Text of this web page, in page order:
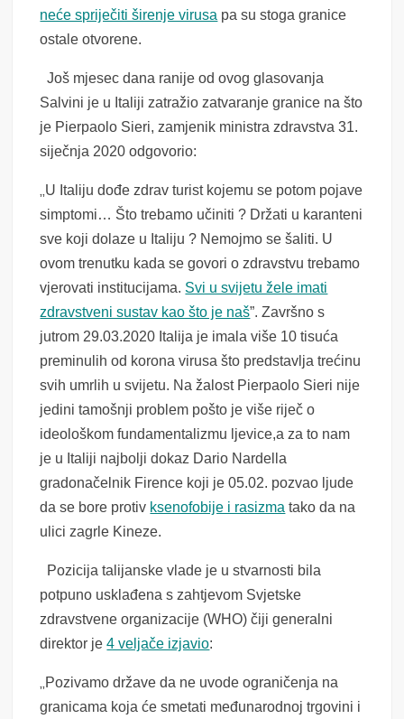
neće spriječiti širenje virusa pa su stoga granice
ostale otvorene.
Još mjesec dana ranije od ovog glasovanja
Salvini je u Italiji zatražio zatvaranje granice na što
je Pierpaolo Sieri, zamjenik ministra zdravstva 31.
siječnja 2020 odgovorio:
U Italiju dođe zdrav turist kojemu se potom pojave
simptomi… Što trebamo učiniti ? Držati u karanteni
sve koji dolaze u Italiju ? Nemojmo se šaliti. U
ovom trenutku kada se govori o zdravstvu trebamo
vjerovati institucijama. Svi u svijetu žele imati
zdravstveni sustav kao što je naš”. Završno s
jutrom 29.03.2020 Italija je imala više 10 tisuća
preminulih od korona virusa što predstavlja trećinu
svih umrlih u svijetu. Na žalost Pierpaolo Sieri nije
jedini tamošnji problem pošto je više riječ o
ideološkom fundamentalizmu ljevice,a za to nam
je u Italiji najbolji dokaz Dario Nardella
gradonačelnik Firence koji je 05.02. pozvao ljude
da se bore protiv ksenofobije i rasizma tako da na
ulici zagrle Kineze.
Pozicija talijanske vlade je u stvarnosti bila
potpuno usklađena s zahtjevom Svjetske
zdravstvene organizacije (WHO) čiji generalni
direktor je4 veljače izjavio:
Pozivamo države da ne uvode ograničenja na
granicama koja će smetati međunarodnoj trgovini i